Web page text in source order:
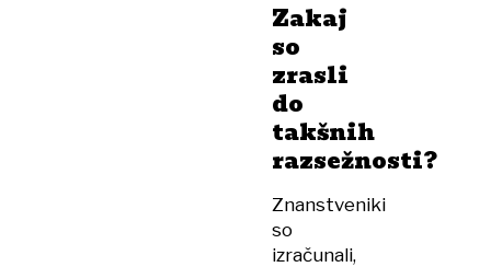
Zakaj
so
zrasli
do
takšnih
razsežnosti?
Znanstveniki
so
izračunali,